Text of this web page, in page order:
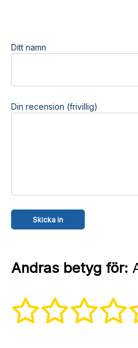
Ditt namn
Din recension (frivillig)
Andras betyg för: